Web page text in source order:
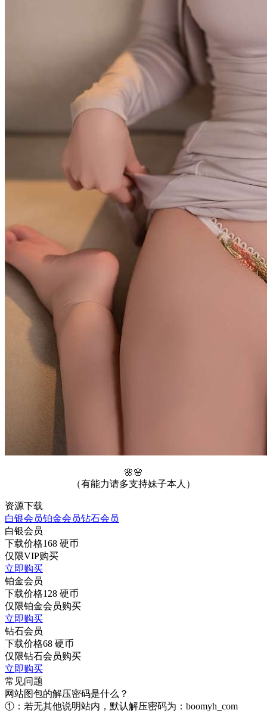
🌸🌸
（有能力请多支持妹子本人）
资源下载
白银会员铂金会员钻石会员
白银会员
下载价格168 硬币
仅限VIP购买
立即购买
铂金会员
下载价格128 硬币
仅限铂金会员购买
立即购买
钻石会员
下载价格68 硬币
仅限钻石会员购买
立即购买
常见问题
网站图包的解压密码是什么？
①：若无其他说明站内，默认解压密码为：boomyh_com